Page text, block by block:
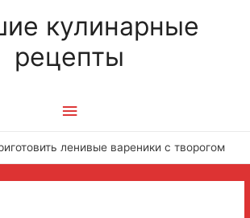
кулинарные
рецепты
Главное
меню
ленивые вареники с творогом